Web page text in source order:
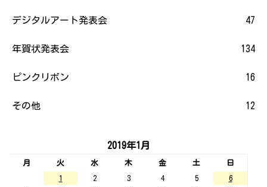
デジタルアート発表会 47
年賀状発表会 134
ピンクリボン 16
その他 12
2019年1月
月 火 水 木 金 土
日
1
2 3 4 5
6